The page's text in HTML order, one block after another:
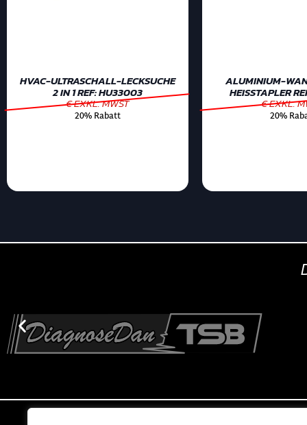
HVAC-ULTRASCHALL-LECKSUCHE
2 IN 1 REF: HU33003
€ EXKL. MWST
20% Rabatt
ALUMINIUM-
HEISSTAPLER
€ EXKL.
20%